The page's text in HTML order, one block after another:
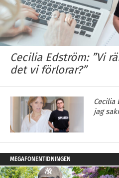
Cecilia Edström: ”Vi
det vi förlorar?”
Cecilia
jag
MEGAFONENTIDNINGEN